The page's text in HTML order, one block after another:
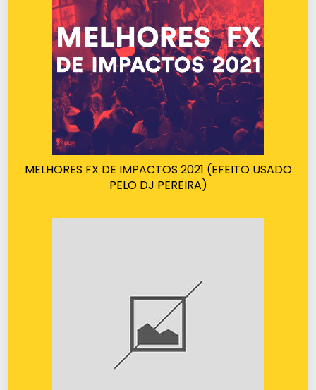
MELHORES FX DE IMPACTOS 2021 (EFEITO USADO
PELO DJ PEREIRA)